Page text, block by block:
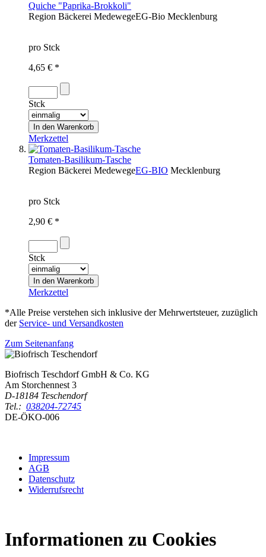
Quiche "Paprika-Brokkoli"
Region Bäckerei MedewegeEG-Bio Mecklenburg
pro Stck
4,65 € *
Stck
Merkzettel
Tomaten-Basilikum-Tasche
Region Bäckerei MedewegeEG-BIO Mecklenburg
pro Stck
2,90 € *
Stck
Merkzettel
*Alle Preise verstehen sich inklusive der Mehrwertsteuer, zuzüglich
der Service- und Versandkosten
Zum Seitenanfang
Biofrisch Teschdorf GmbH & Co. KG
Am Storchennest 3
D-18184 Teschendorf
Tel.: 038204-72745
DE-ÖKO-006
Impressum
AGB
Datenschutz
Widerrufsrecht
Informationen zu Cookies